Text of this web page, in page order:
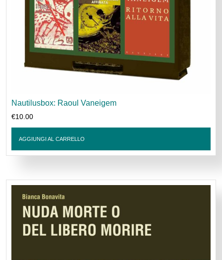
Nautilusbox: Raoul Vaneigem
€10.00
AGGIUNGI AL CARRELLO